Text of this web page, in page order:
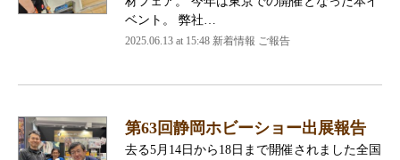
ベント。 弊社…
2025.06.13 at 15:48 新着情報 ご報告
第63回静岡ホビーショー出展報告
去る5月14日から18日まで開催されました全国